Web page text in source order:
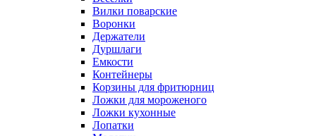
Вилки поварские
Воронки
Держатели
Дуршлаги
Емкости
Контейнеры
Корзины для фритюрниц
Ложки для мороженого
Ложки кухонные
Лопатки